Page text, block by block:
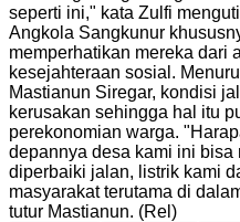
seperti ini," kata Zulfi
Angkola Sangkunur
memperhatikan mereka dari
kesejahteraan sosial.
Mastianun Siregar, kondisi
kerusakan sehingga hal itu
perekonomian warga.
depannya desa kami ini
diperbaiki jalan, listrik kami
masyarakat terutama di
tutur Mastianun. (Rel)